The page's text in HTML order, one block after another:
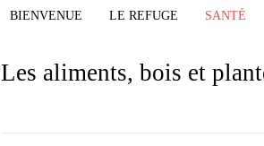
BIENVENUE LE REFUGE SANTÉ
Les aliments, bois et